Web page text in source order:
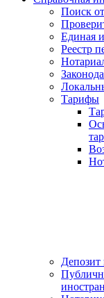
Поиск
Единая
Реестр
Тарифы
Депозит